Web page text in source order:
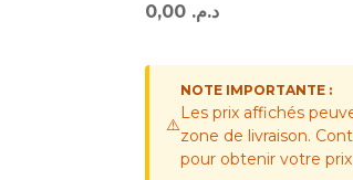
د.م.
⚠️
NOTE IMPORTANTE :
Les prix affichés
zone de livraison.
pour obtenir votre